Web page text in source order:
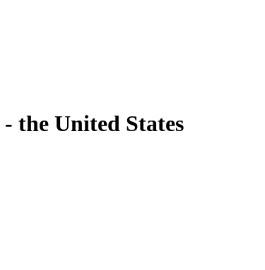
- the United States